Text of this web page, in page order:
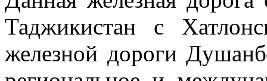
Таджикистан с
железной дороги